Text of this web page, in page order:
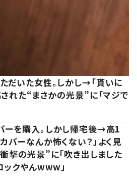
だいた女性。しかし→「貰いに
された“まさかの光景”に「マジで
ーを購入。しかし帰宅後→高1
バーなんか怖くない？」よく見
撃の光景”に「吹き出しました
ックやんwww」